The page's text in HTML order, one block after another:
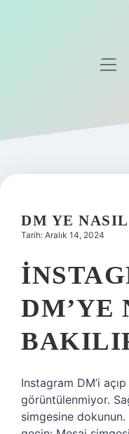
Gizlilik
Hakkımızda
DM YE
Tarih: Aralık 14, 2024
DM’YE
Instagram DM’i
görüntülenmiyor.
simgesine